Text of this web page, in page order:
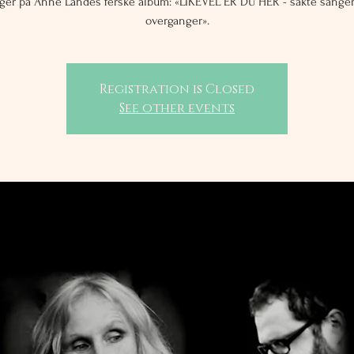
overganger».
Registration is Closed
See other events